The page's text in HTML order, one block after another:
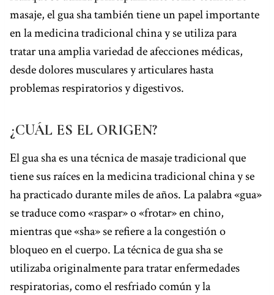
masaje, el gua sha también tiene un papel importante
en la medicina tradicional china y se utiliza para
tratar una amplia variedad de afecciones médicas,
desde dolores musculares y articulares hasta
problemas respiratorios y digestivos.
¿CUÁL ES EL ORIGEN?
El gua sha es una técnica de masaje tradicional que
tiene sus raíces en la medicina tradicional china y se
ha practicado durante miles de años. La palabra «gua»
se traduce como «raspar» o «frotar» en chino,
mientras que «sha» se refiere a la congestión o
bloqueo en el cuerpo. La técnica de gua sha se
utilizaba originalmente para tratar enfermedades
respiratorias, como el resfriado común y la